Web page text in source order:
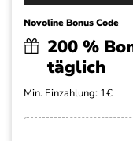
Novoline Bonus Code
200 %
täglich
Min. Einzahlung: 1€